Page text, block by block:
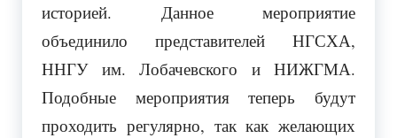
историей. Данное мероприятие
объединило представителей НГСХА,
ННГУ им. Лобачевского и НИЖГМА.
Подобные мероприятия теперь будут
проходить регулярно, так как желающих